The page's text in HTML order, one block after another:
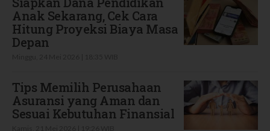
Anak Sekarang, Cek Cara
Hitung Proyeksi Biaya Masa
Depan
Tips Memilih Perusahaan
Asuransi yang Aman dan
Sesuai Kebutuhan Finansial